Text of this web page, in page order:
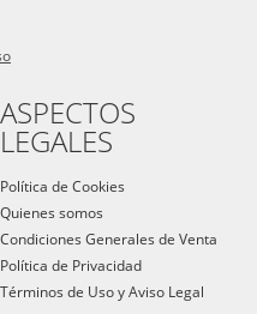
ASPECTOS
LEGALES
Política de Cookies
Quienes somos
Condiciones Generales de Venta
Política de Privacidad
Términos de Uso y Aviso Legal